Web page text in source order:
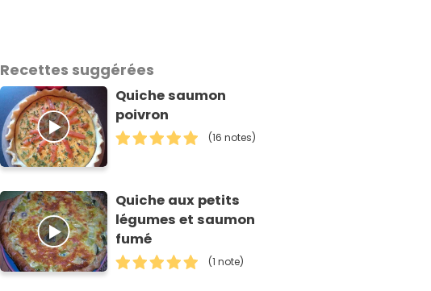
Recettes suggérées
Quiche saumon
poivron
(16 notes)
Quiche aux petits
légumes et saumon
fumé
(1 note)